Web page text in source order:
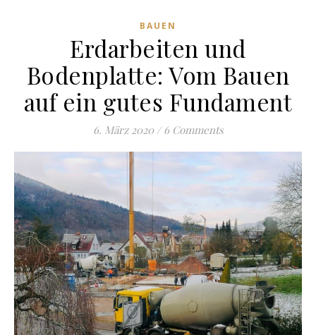
BAUEN
Erdarbeiten und
Bodenplatte: Vom Bauen
auf ein gutes Fundament
6. März 2020 / 6 Comments